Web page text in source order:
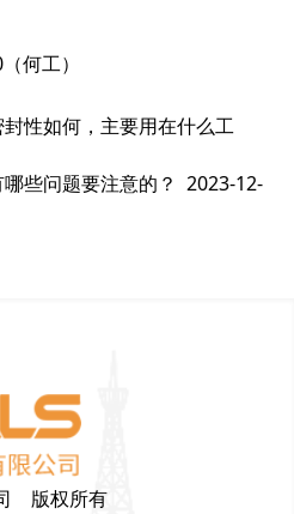
何工）
性如何，主要用在什么工
些问题要注意的？ 2023-12-
版权所有